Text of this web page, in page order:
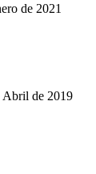
de 2021
de 2019